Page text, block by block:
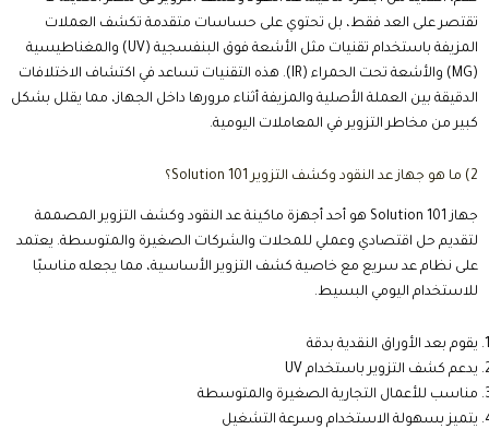
تقتصر على العد فقط، بل تحتوي على حساسات متقدمة تكشف العملات
المزيفة باستخدام تقنيات مثل الأشعة فوق البنفسجية (UV) والمغناطيسية
(MG) والأشعة تحت الحمراء (IR). هذه التقنيات تساعد في اكتشاف الاختلافات
الدقيقة بين العملة الأصلية والمزيفة أثناء مرورها داخل الجهاز، مما يقلل بشكل
كبير من مخاطر التزوير في المعاملات اليومية.
2) ما هو جهاز عد النقود وكشف التزوير Solution 101؟
جهاز Solution 101 هو أحد أجهزة ماكينة عد النقود وكشف التزوير المصممة
لتقديم حل اقتصادي وعملي للمحلات والشركات الصغيرة والمتوسطة. يعتمد
على نظام عد سريع مع خاصية كشف التزوير الأساسية، مما يجعله مناسبًا
للاستخدام اليومي البسيط.
يقوم بعد الأوراق النقدية بدقة
يدعم كشف التزوير باستخدام UV
مناسب للأعمال التجارية الصغيرة والمتوسطة
يتميز بسهولة الاستخدام وسرعة التشغيل